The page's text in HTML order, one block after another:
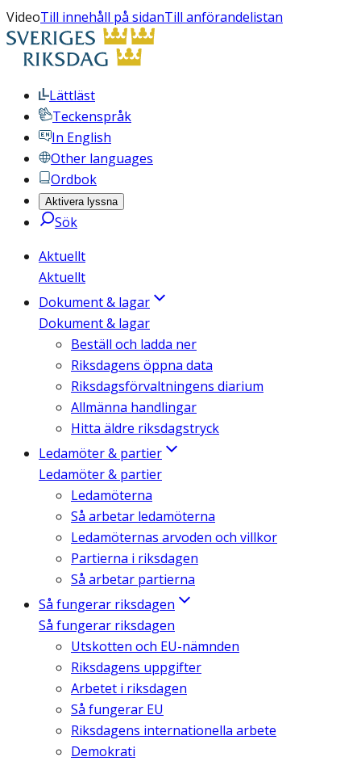
VideoTill innehåll på sidanTill anförandelistan
Lättläst
Teckenspråk
In English
Other languages
Ordbok
Aktivera lyssna
Sök
Aktuellt
Aktuellt
Dokument & lagar
Dokument & lagar
Beställ och ladda ner
Riksdagens öppna data
Riksdagsförvaltningens diarium
Allmänna handlingar
Hitta äldre riksdagstryck
Ledamöter & partier
Ledamöter & partier
Ledamöterna
Så arbetar ledamöterna
Ledamöternas arvoden och villkor
Partierna i riksdagen
Så arbetar partierna
Så fungerar riksdagen
Så fungerar riksdagen
Utskotten och EU-nämnden
Riksdagens uppgifter
Arbetet i riksdagen
Så fungerar EU
Riksdagens internationella arbete
Demokrati